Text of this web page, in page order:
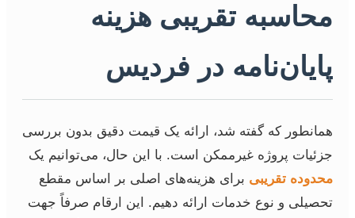
محاسبه تقریبی هزینه
پایان‌نامه در فردیس
همانطور که گفته شد، ارائه یک قیمت دقیق بدون بررسی
جزئیات پروژه غیرممکن است. با این حال، می‌توانیم یک
محدوده تقریبی برای هزینه‌های اصلی بر اساس مقطع
تحصیلی و نوع خدمات ارائه دهیم. این ارقام صرفاً جهت